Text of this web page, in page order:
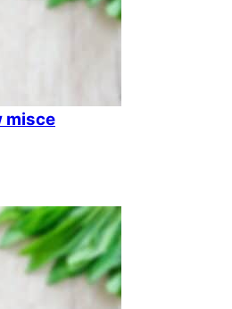
misce